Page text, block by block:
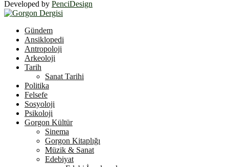
Developed by PenciDesign
Gündem
Ansiklopedi
Antropoloji
Arkeoloji
Tarih
Sanat Tarihi
Politika
Felsefe
Sosyoloji
Psikoloji
Gorgon Kültür
Sinema
Gorgon Kitaplığı
Müzik & Sanat
Edebiyat